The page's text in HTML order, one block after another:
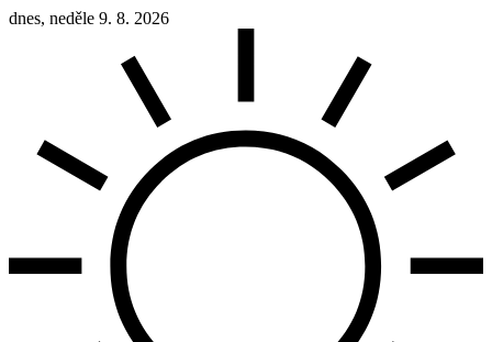
dnes, neděle 9. 8. 2026